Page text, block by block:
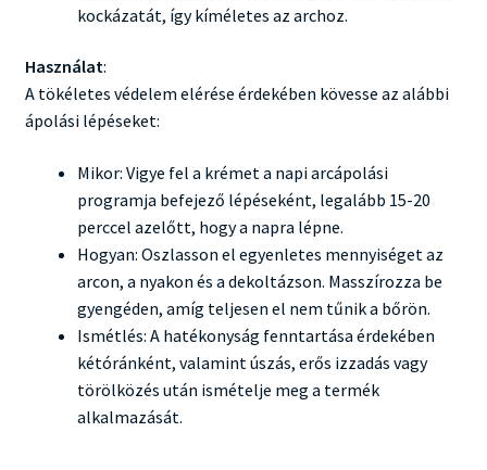
kockázatát, így kíméletes az archoz.
Használat:
A tökéletes védelem elérése érdekében kövesse az alábbi
ápolási lépéseket:
Mikor: Vigye fel a krémet a napi arcápolási
programja befejező lépéseként, legalább 15-20
perccel azelőtt, hogy a napra lépne.
Hogyan: Oszlasson el egyenletes mennyiséget az
arcon, a nyakon és a dekoltázson. Masszírozza be
gyengéden, amíg teljesen el nem tűnik a bőrön.
Ismétlés: A hatékonyság fenntartása érdekében
kétóránként, valamint úszás, erős izzadás vagy
törölközés után ismételje meg a termék
alkalmazását.